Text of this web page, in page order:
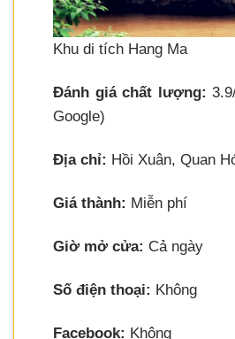
Khu di tích Hang Ma
Đánh giá chất lượng:
Google)
Địa chỉ: Hồi Xuân, Quan
Giá thành: Miễn phí
Giờ mở cửa: Cả ngày
Số điện thoại: Không
Facebook: Không